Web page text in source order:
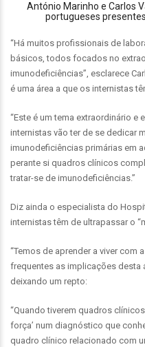
António Marinho e Carlos
portugueses
“Há muitos profissionais de
básicos, todos focados no
imunodeficiências”, esclarece
é uma área a que os internistas
“Este é um tema extraordinário e
internistas vão ter de se dedicar
imunodeficiências primárias em
perante si quadros clínicos
tratar-se de imunodeficiências.”
Diz ainda o especialista do
internistas têm de ultrapassar o
“Temos de aprender a viver com
frequentes as implicações desta
deixando um repto:
“Quando tiverem quadros
força’ num diagnóstico que
quadro clínico relacionado com